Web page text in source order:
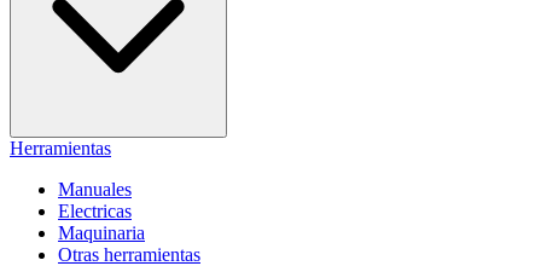
Herramientas
Manuales
Electricas
Maquinaria
Otras herramientas